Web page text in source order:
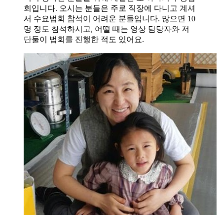
회입니다. 오시는 분들은 주로 직장에 다니고 계셔
서 수요법회 참석이 어려운 분들입니다. 많으면 10
명 정도 참석하시고, 어떨 때는 영상 담당자와 저
단둘이 법회를 진행한 적도 있어요.